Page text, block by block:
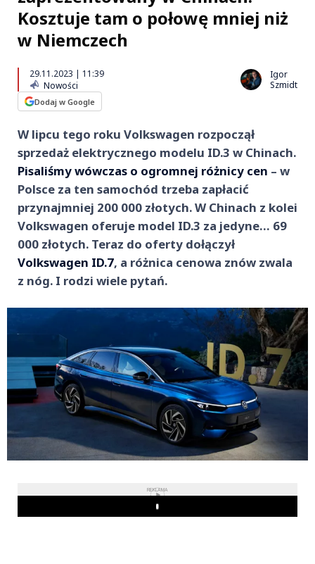
Kosztuje tam o połowę mniej niż
w Niemczech
29.11.2023 | 11:39
Nowości
Dodaj w Google
Igor
Szmidt
W lipcu tego roku Volkswagen rozpoczął
sprzedaż elektrycznego modelu ID.3 w Chinach.
Pisaliśmy wówczas o ogromnej różnicy cen – w
Polsce za ten samochód trzeba zapłacić
przynajmniej 200 000 złotych. W Chinach z kolei
Volkswagen oferuje model ID.3 za jedyne… 69
000 złotych. Teraz do oferty dołączył
Volkswagen ID.7, a różnica cenowa znów zwala
z nóg. I rodzi wiele pytań.
REKLAMA
Play